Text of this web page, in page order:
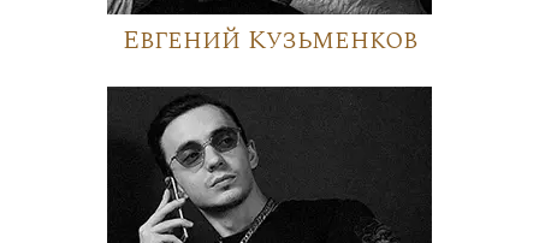
Евгений Кузьменков